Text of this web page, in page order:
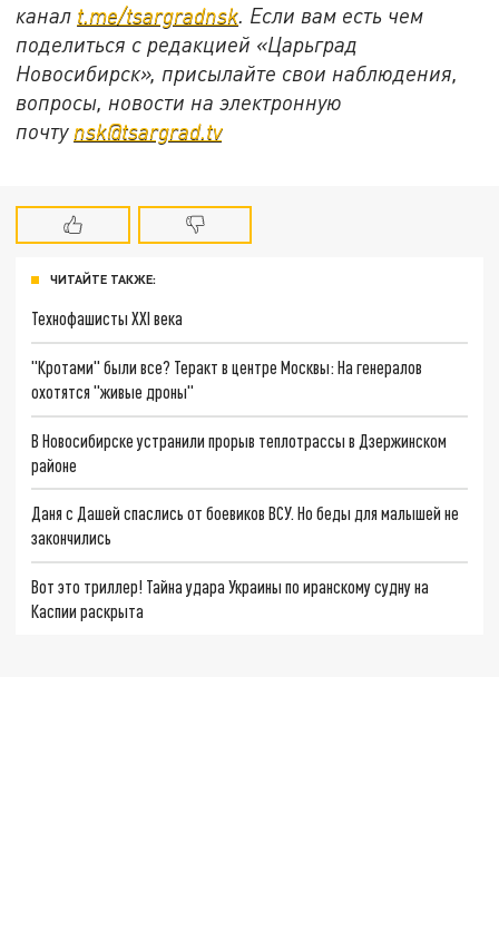
канал t.me/tsargradnsk . Если вам есть чем
поделиться с редакцией «Царьград
Новосибирск», присылайте свои наблюдения,
вопросы, новости на электронную
почту nsk@tsargrad.tv
ЧИТАЙТЕ ТАКЖЕ:
Технофашисты XXI века
"Кротами" были все? Теракт в центре Москвы: На генералов
охотятся "живые дроны"
В Новосибирске устранили прорыв теплотрассы в Дзержинском
районе
Даня с Дашей спаслись от боевиков ВСУ. Но беды для малышей не
закончились
Вот это триллер! Тайна удара Украины по иранскому судну на
Каспии раскрыта